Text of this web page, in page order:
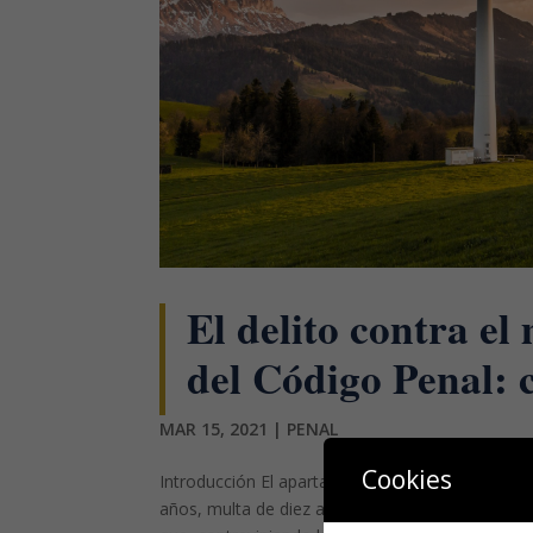
El delito contra el
del Código Penal:
MAR 15, 2021 | PENAL
Introducción El apartado 1 del artículo 325 del
años, multa de diez a catorce meses e
Cookies